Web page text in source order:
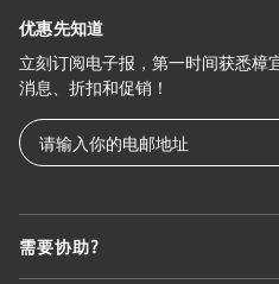
需要协助?
优惠先知道
立刻订阅电子报，第一时间获悉樟
消息、折扣和促销！